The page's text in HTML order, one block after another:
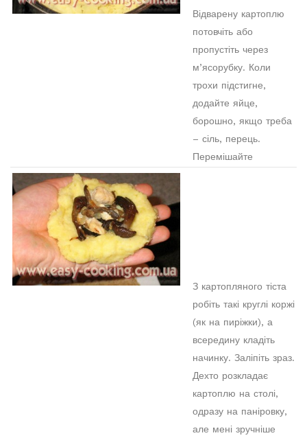
Відварену картоплю
потовчіть або
пропустіть через
м’ясорубку. Коли
трохи підстигне,
додайте яйце,
борошно, якщо треба
– сіль, перець.
Перемішайте
З картопляного тіста
робіть такі круглі коржі
(як на пиріжки), а
всередину кладіть
начинку. Заліпіть зраз.
Дехто розкладає
картоплю на столі,
одразу на паніровку,
але мені зручніше